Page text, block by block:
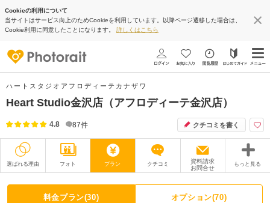
Cookieの利用について
当サイトはサービス向上のためCookieを利用しています。以降ページ遷移した場合は、
Cookie利用に同意したことになります。 詳しくはこちら
ハートスタジオアフロディーテカナザワ
Heart Studio金沢店（アフロディーテ金沢店）
4.8 87件 クチコミを書く
選ばれる理由 フォト プラン クチコミ
資料請求
お問合せ
もっと見る
撮影レポート フォトグラファー
料金プラン(30) オプション(70)